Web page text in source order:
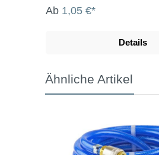
Durchfluss* Bolzenverriegelung: 1100 l/min
*6 bar Eingangsdruck, 0,5 bar
Ab 1,05 €*
Details
Ähnliche Artikel